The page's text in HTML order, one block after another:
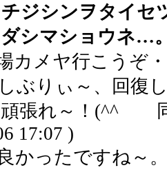
チジシンヲタイ
シマショウネ…
カメヤ行こうぞ
ぶりぃ～、回復
頑張れ～！(^^ゞ
17:07 )
かったですね～